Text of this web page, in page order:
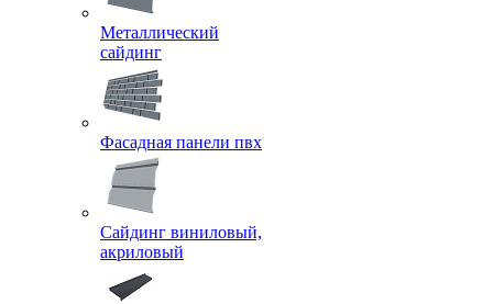
Металлический
сайдинг
Фасадная панели пвх
Сайдинг виниловый,
акриловый